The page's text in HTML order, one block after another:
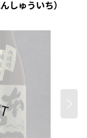
しゅういち）